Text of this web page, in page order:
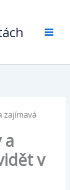
zajímavá
a
v